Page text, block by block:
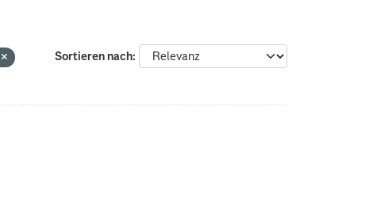
Sortieren nach